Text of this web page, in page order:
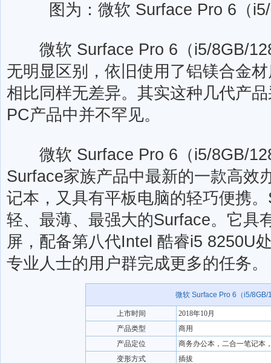
图为：微软 Surface Pro 6（
微软 Surface Pro 6（i5/8GB/
无明显区别，依旧使用了铝镁合金
相比同样无差异。其实这种几代产
PC产品中并不罕见。
微软 Surface Pro 6（i5/8GB/
Surface家族产品中最新的一款高效
记本，又具有平板电脑的轻巧便携
轻、最薄、最强大的Surface。它具
屏，配备第八代Intel 酷睿i5 8250U
专业人士的用户群完成更多的任务。
微软 Surface Pro 6（i5/8GB/
上市时间
2018年10月
产品类型
商用
产品定位
商务办公本，二合一笔记本
变形方式
插拔